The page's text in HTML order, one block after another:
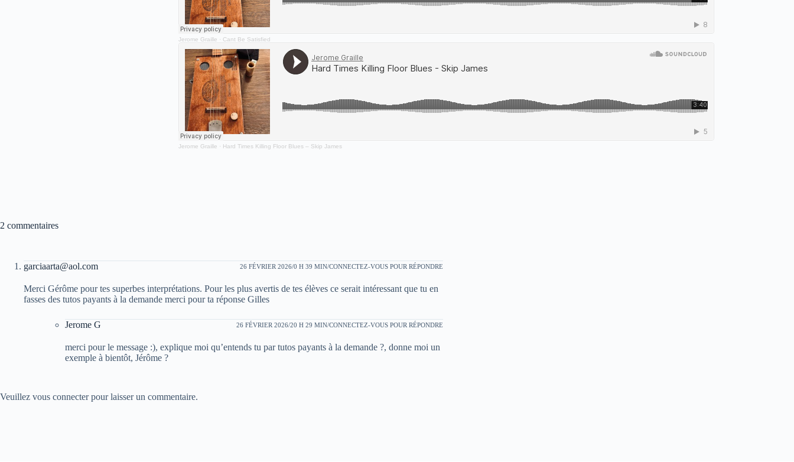
Jerome Graille · Cant Be Satisfied
Jerome Graille · Hard Times Killing Floor Blues – Skip James
2 commentaires
garciaarta@aol.com 26 FÉVRIER 2026/0 H 39 MIN CONNECTEZ-VOUS POUR RÉPONDRE
Merci Gérôme pour tes superbes interprétations. Pour les plus avertis de tes élèves ce serait intéressant que tu en
fasses des tutos payants à la demande merci pour ta réponse Gilles
Jerome G 26 FÉVRIER 2026/20 H 29 MIN CONNECTEZ-VOUS POUR RÉPONDRE
merci pour le message :), explique moi qu’entends tu par tutos payants à la demande ?, donne moi un
exemple à bientôt, Jérôme ?
Veuillez vous connecter pour laisser un commentaire.